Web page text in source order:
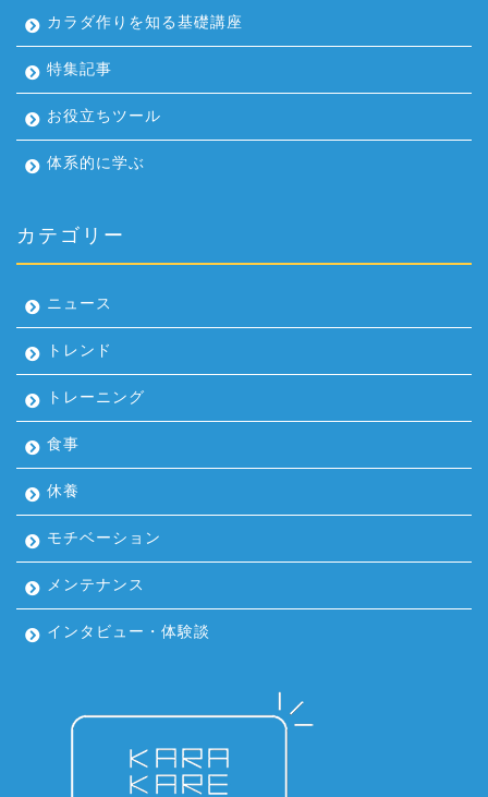
カラダ作りを知る基礎講座
特集記事
お役立ちツール
体系的に学ぶ
カテゴリー
ニュース
トレンド
トレーニング
食事
休養
モチベーション
メンテナンス
インタビュー・体験談